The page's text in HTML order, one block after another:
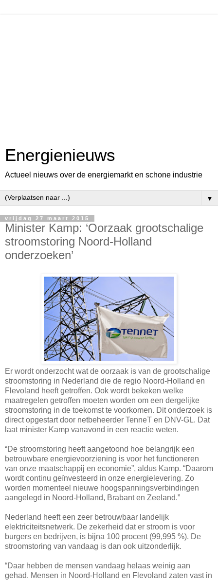
Energienieuws
Actueel nieuws over de energiemarkt en schone industrie
▼
vrijdag 27 maart 2015
Minister Kamp: ‘Oorzaak grootschalige
stroomstoring Noord-Holland
onderzoeken’
Er wordt onderzocht wat de oorzaak is van de grootschalige
stroomstoring in Nederland die de regio Noord-Holland en
Flevoland heeft getroffen. Ook wordt bekeken welke
maatregelen getroffen moeten worden om een dergelijke
stroomstoring in de toekomst te voorkomen. Dit onderzoek is
direct opgestart door netbeheerder TenneT en DNV-GL. Dat
laat minister Kamp vanavond in een reactie weten.
“De stroomstoring heeft aangetoond hoe belangrijk een
betrouwbare energievoorziening is voor het functioneren
van onze maatschappij en economie”, aldus Kamp. “Daarom
wordt continu geïnvesteerd in onze energielevering. Zo
worden momenteel nieuwe hoogspanningsverbindingen
aangelegd in Noord-Holland, Brabant en Zeeland.”
Nederland heeft een zeer betrouwbaar landelijk
elektriciteitsnetwerk. De zekerheid dat er stroom is voor
burgers en bedrijven, is bijna 100 procent (99,995 %). De
stroomstoring van vandaag is dan ook uitzonderlijk.
“Daar hebben de mensen vandaag helaas weinig aan
gehad. Mensen in Noord-Holland en Flevoland zaten vast in